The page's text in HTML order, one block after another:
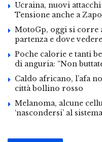
Ucraina, nuovi
Tensione anche a
MotoGp, oggi si
partenza e dove
Poche calorie e tanti
di anguria: “Non
Caldo africano, l’afa
città bollino rosso
Melanoma, alcune
‘nascondersi’ al